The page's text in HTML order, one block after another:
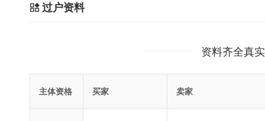
过户资料
资料齐全真
主体资格 买家 卖家